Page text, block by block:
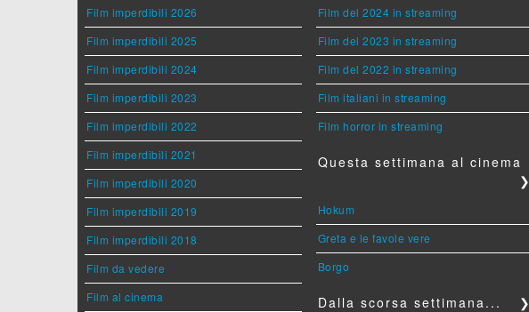
Film imperdibili 2026
Film imperdibili 2025
Film imperdibili 2024
Film imperdibili 2023
Film imperdibili 2022
Film imperdibili 2021
Film imperdibili 2020
Film imperdibili 2019
Film imperdibili 2018
Film da vedere
Film al cinema
Film del 2024 in streaming
Film del 2023 in streaming
Film del 2022 in streaming
Film italiani in streaming
Film horror in streaming
Questa settimana al cinema
❯
Hokum
Greta e le favole vere
Borgo
Dalla scorsa settimana... ❯